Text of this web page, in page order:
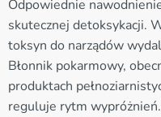
Odpowiednie
skutecznej detoksykacji.
toksyn do narządów
Błonnik pokarmowy,
produktach
reguluje rytm wypróżnień.